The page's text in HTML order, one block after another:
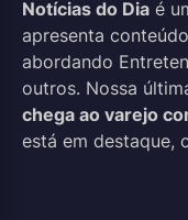
Notícias do Dia é
apresenta
abordando
outros. Nossa
chega ao varejo
está em destaque,